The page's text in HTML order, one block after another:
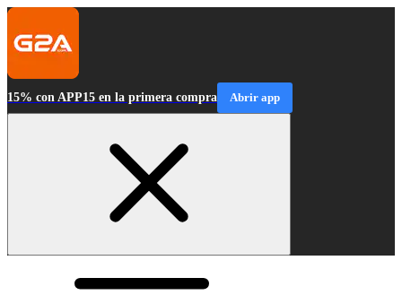
15% con APP15 en la primera compra Abrir app